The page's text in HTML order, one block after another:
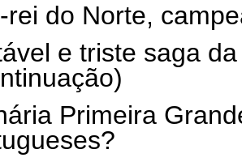
rei do Norte,
e triste saga
Primeira